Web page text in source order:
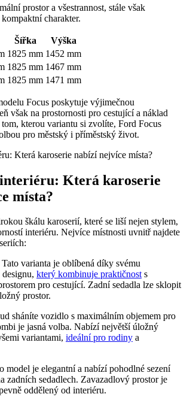
prostor a všestrannost, stále však
charakter.
Šířka
Výška
1825 mm 1452 mm
1825 mm 1467 mm
1825 mm 1471 mm
Focus poskytuje výjimečnou
však na prostornosti pro cestující a náklad
kterou variantu si zvolíte, Ford Focus
pro městský i příměstský život.
Která karoserie
místa?
škálu karoserií, které se liší nejen stylem,
interiéru. Nejvíce místnosti uvnitř najdete
Tato varianta je oblíbená díky svému
který kombinuje praktičnosts
pro cestující. Zadní sedadla lze sklopit
prostor.
sháníte vozidlo s maximálním objemem pro
je jasná volba. Nabízí největší úložný
variantami, ideální pro rodiny a
model je elegantní a nabízí pohodlné sezení
zadních sedadlech. Zavazadlový prostor je
oddělený od interiéru.